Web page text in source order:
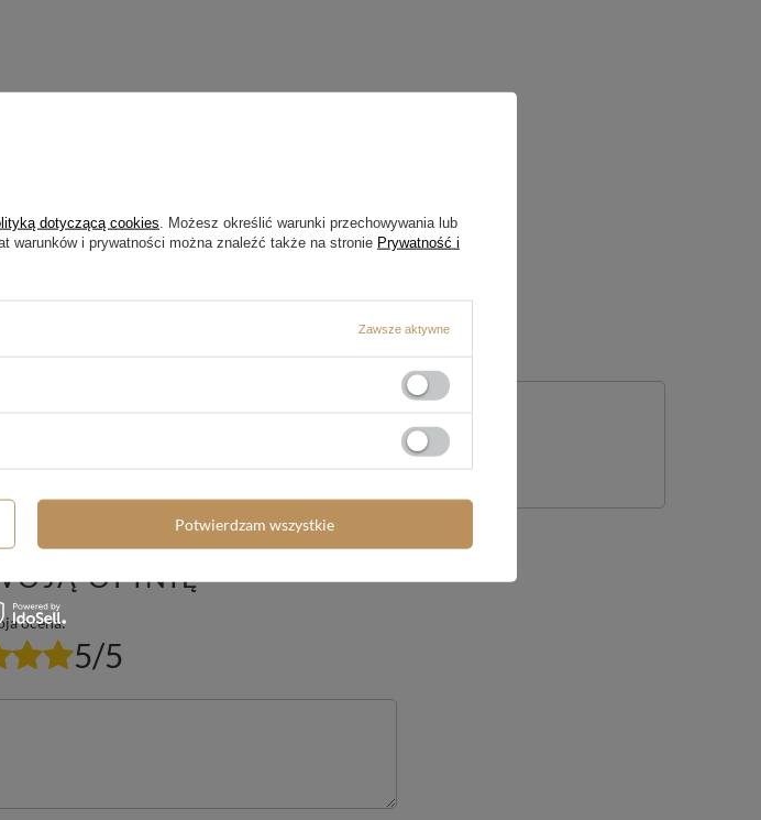
pytania i odpowiedzi
OPINIĘ
ocena:
5/5
dotyczącą cookies . Możesz określić warunki przechowywania lub
warunków i prywatności można znaleźć także na stronie Prywatność i
Zawsze aktywne
Potwierdzam wszystkie